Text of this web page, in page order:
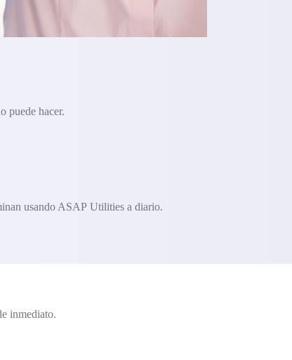
puede hacer.
usando ASAP Utilities a diario.
inmediato.